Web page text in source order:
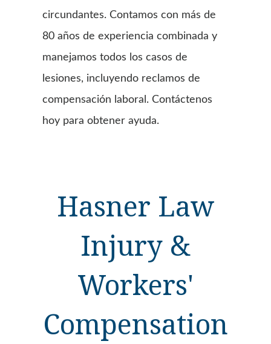
circundantes. Contamos con más de
80 años de experiencia combinada y
manejamos todos los casos de
lesiones, incluyendo reclamos de
compensación laboral. Contáctenos
hoy para obtener ayuda.
Hasner Law
Injury &
Workers'
Compensation